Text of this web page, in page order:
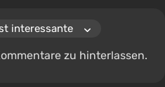
zu hinterlassen.